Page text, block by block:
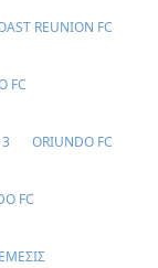
REUNION FC
FC
ORIUNDO FC
FC